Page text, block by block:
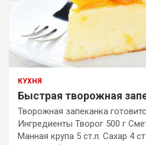
КУХНЯ
Быстрая творожная
Творожная запеканка
Ингредиенты Творог 500 г
Манная крупа 5 ст.л. Сахар 4